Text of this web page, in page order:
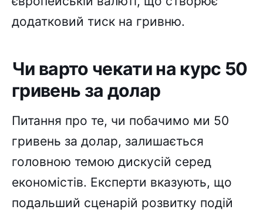
додатковий тиск на гривню.
Чи варто чекати на курс 50
гривень за долар
Питання про те, чи побачимо ми 50
гривень за долар, залишається
головною темою дискусій серед
економістів. Експерти вказують, що
подальший сценарій розвитку подій